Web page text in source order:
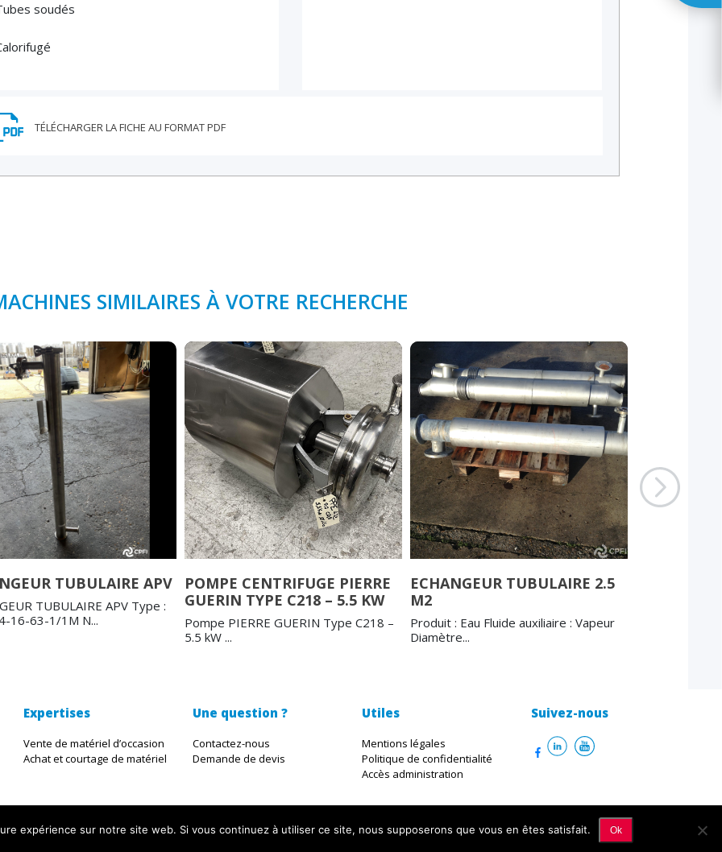
soudés
SIMILAIRES À VOTRE RECHERCHE
TUBULAIRE APV
TUBULAIRE APV Type :
16-63-1/1M N...
POMPE CENTRIFUGE PIERRE
GUERIN TYPE C218 – 5.5 KW
Pompe PIERRE GUERIN Type C218 –
5.5 kW ...
ECHANGEUR TUBULAIRE 2.5
M2
Produit : Eau Fluide auxiliaire : Vapeur
Diamètre...
Expertises
Vente de matériel d’occasion
Achat et courtage de matériel
Une question ?
Contactez-nous
Demande de devis
Utiles
Mentions légales
Politique de confidentialité
Accès administration
Suivez-nous
Ikadia
expérience sur notre site web. Si vous continuez à utiliser ce site, nous supposerons que vous en êtes satisfait. Ok